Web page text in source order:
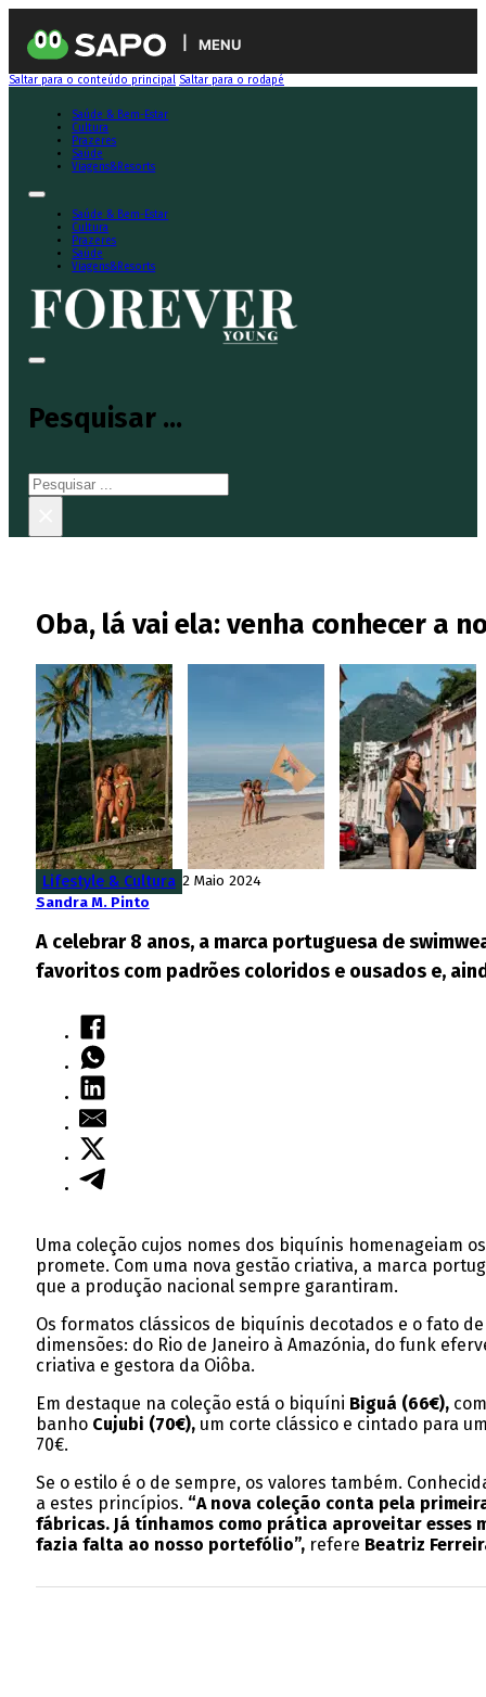
MENU
Saltar para o conteúdo principal Saltar para o rodapé
Saúde & Bem-Estar
Cultura
Prazeres
Saúde
Viagens&Resorts
Saúde & Bem-Estar
Cultura
Prazeres
Saúde
Viagens&Resorts
Pesquisar ...
Pesquisar
Oba, lá vai ela: venha conhecer a
Lifestyle & Cultura 2 Maio 2024
Sandra M. Pinto
A celebrar 8 anos, a marca portuguesa de
favoritos com padrões coloridos e ousados e,
Uma coleção cujos nomes dos biquínis homenageiam
promete. Com uma nova gestão criativa, a marca
que a produção nacional sempre garantiram.
Os formatos clássicos de biquínis decotados e o fato
dimensões: do Rio de Janeiro à Amazónia, do funk
criativa e gestora da Oiôba.
Em destaque na coleção está o biquíni Biguá (66€),
banho Cujubi (70€),um corte clássico e cintado para
70€.
Se o estilo é o de sempre, os valores também.
a estes princípios. “A nova coleção conta pela
fábricas. Já tínhamos como prática aproveitar esses
fazia falta ao nosso portefólio”, refere Beatriz